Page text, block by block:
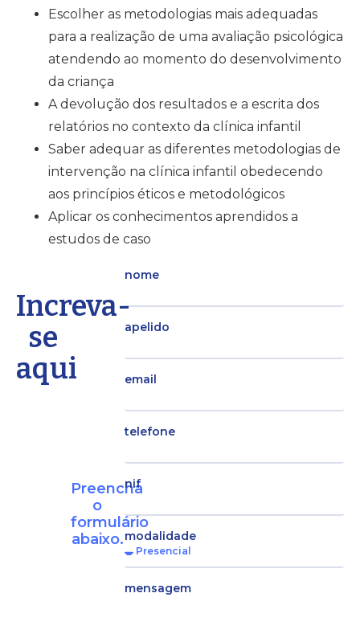
Escolher as metodologias mais adequadas
para a realização de uma avaliação psicológica
atendendo ao momento do desenvolvimento
da criança
A devolução dos resultados e a escrita dos
relatórios no contexto da clínica infantil
Saber adequar as diferentes metodologias de
intervenção na clínica infantil obedecendo
aos princípios éticos e metodológicos
Aplicar os conhecimentos aprendidos a
estudos de caso
Increva-
se
aqui
Preencha
o
formulário
abaixo.
nome
apelido
email
telefone
nif
modalidade
mensagem